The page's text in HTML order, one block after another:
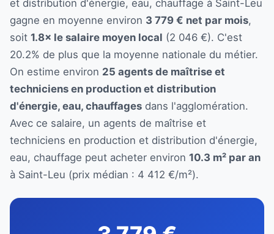
et distribution d'énergie, eau, chauffage à Saint-Leu
gagne en moyenne environ 3 779 € net par mois,
soit 1.8× le salaire moyen local (2 046 €). C'est
20.2% de plus que la moyenne nationale du métier.
On estime environ 25 agents de maîtrise et
techniciens en production et distribution
d'énergie, eau, chauffages dans l'agglomération.
Avec ce salaire, un agents de maîtrise et
techniciens en production et distribution d'énergie,
eau, chauffage peut acheter environ 10.3 m² par an
à Saint-Leu (prix médian : 4 412 €/m²).